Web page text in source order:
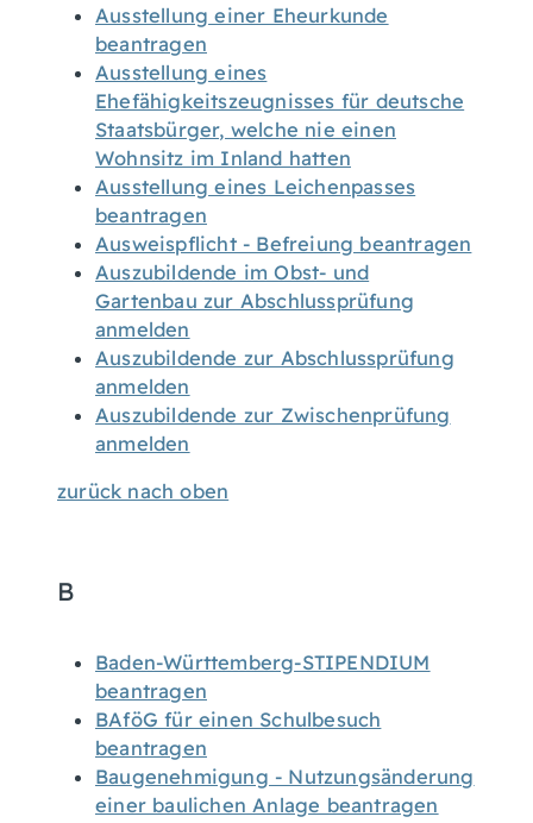
Ausstellung einer Eheurkunde
beantragen
Ausstellung eines
Ehefähigkeitszeugnisses für deutsche
Staatsbürger, welche nie einen
Wohnsitz im Inland hatten
Ausstellung eines Leichenpasses
beantragen
Ausweispflicht - Befreiung beantragen
Auszubildende im Obst- und
Gartenbau zur Abschlussprüfung
anmelden
Auszubildende zur Abschlussprüfung
anmelden
Auszubildende zur Zwischenprüfung
anmelden
zurück nach oben
B
Baden-Württemberg-STIPENDIUM
beantragen
BAföG für einen Schulbesuch
beantragen
Baugenehmigung - Nutzungsänderung
einer baulichen Anlage beantragen